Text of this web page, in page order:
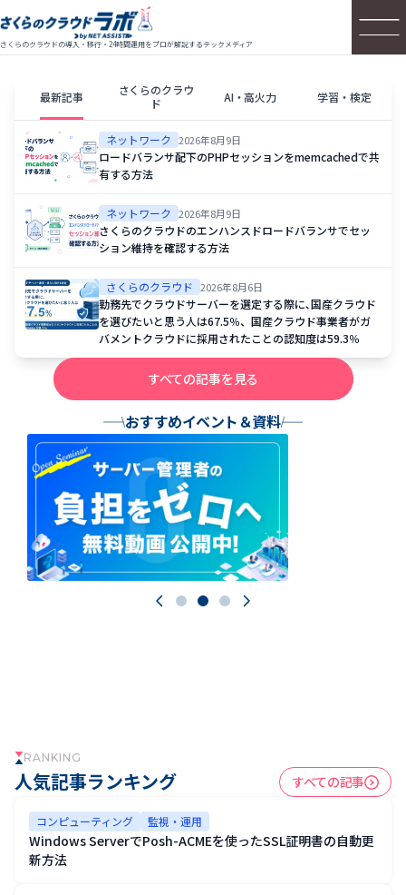
さくらのクラウドの導入・移行・24時間運用をプロが解説するテックメディア
最新記事
さくらのクラウ
ド
AI・高火力 学習・検定
ネットワーク 2026年8月9日
ロードバランサ配下のPHPセッションをmemcachedで共
有する方法
ネットワーク 2026年8月9日
さくらのクラウドのエンハンスドロードバランサでセッ
ション維持を確認する方法
さくらのクラウド 2026年8月6日
勤務先でクラウドサーバーを選定する際に､国産クラウド
を選びたいと思う人は67.5％、国産クラウド事業者がガ
バメントクラウドに採用されたことの認知度は59.3％
すべての記事を見る
おすすめイベント＆資料
RANKING
人気記事ランキング すべての記事
コンピューティング 監視・運用
Windows ServerでPosh-ACMEを使ったSSL証明書の自動更
新方法